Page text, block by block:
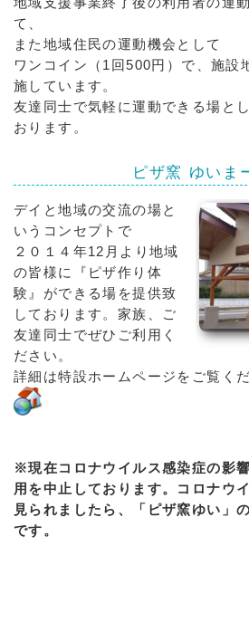
て、
また地域住民の運動機会として
ワンコイン（1回500円）で、施設
施しています。
友達同士で気軽に運動できる場と
おります。
ピザ窯 ゆいま
デイと地域の交流の場と
いうコンセプトで
２０１４年12月より地域
の皆様に『ピザ作り体
験』ができる場を提供致
しております。家族、ご
友達同士でぜひご利用く
ださい。
詳細は特設ホームページをご覧くだ
※現在コロナウイルス感染症の影
用を中止しております。コロナウ
見られましたら、「ピザ窯ゆい」
です。